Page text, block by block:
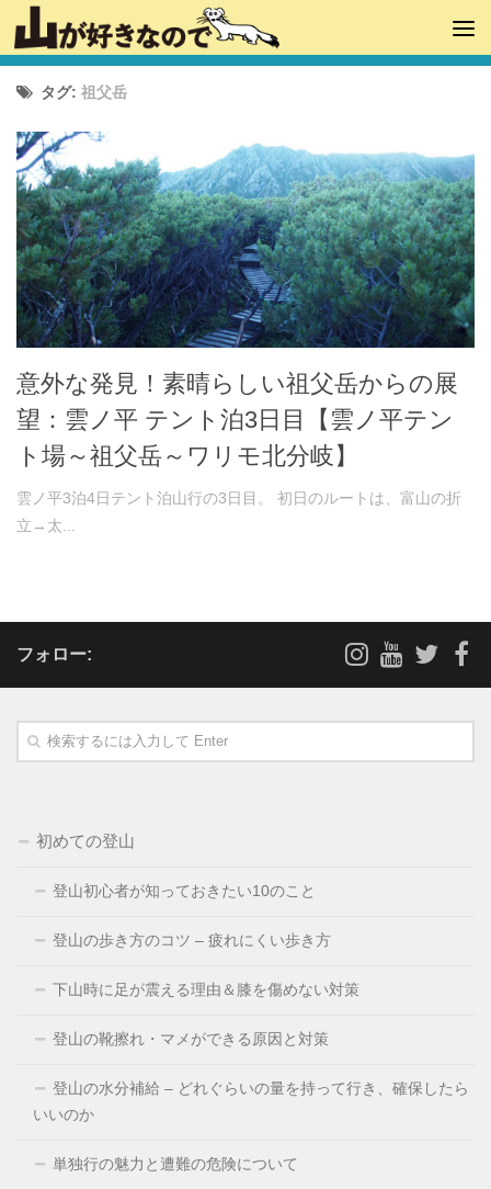
タグ: 祖父岳
意外な発見！素晴らしい祖父岳からの展
望：雲ノ平 テント泊3日目【雲ノ平テン
ト場～祖父岳～ワリモ北分岐】
雲ノ平3泊4日テント泊山行の3日目。 初日のルートは、富山の折
立→太...
フォロー:
初めての登山
登山初心者が知っておきたい10のこと
登山の歩き方のコツ – 疲れにくい歩き方
下山時に足が震える理由＆膝を傷めない対策
登山の靴擦れ・マメができる原因と対策
登山の水分補給 – どれぐらいの量を持って行き、確保したら
いいのか
単独行の魅力と遭難の危険について